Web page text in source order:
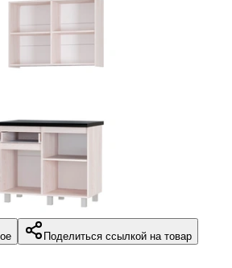
Поделиться ссылкой на товар